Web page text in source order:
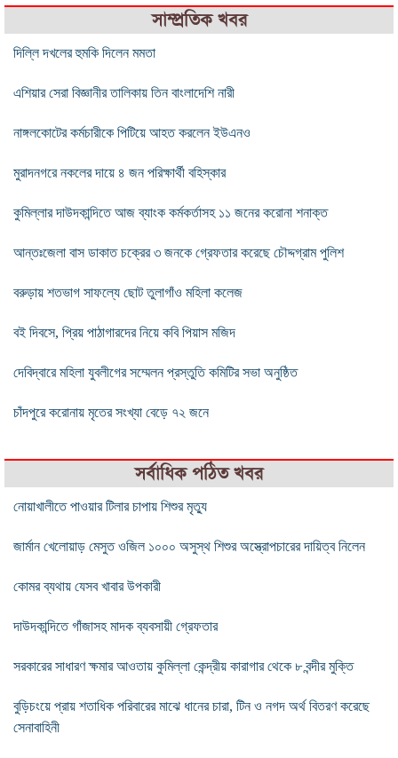
সাম্প্রতিক খবর
দিল্লি দখলের হুমকি দিলেন মমতা
এশিয়ার সেরা বিজ্ঞানীর তালিকায় তিন বাংলাদেশি নারী
নাঙ্গলকোটের কর্মচারীকে পিটিয়ে আহত করলেন ইউএনও
মুরাদনগরে নকলের দায়ে ৪ জন পরিক্ষার্থী বহিস্কার
কুমিল্লার দাউদকান্দিতে আজ ব্যাংক কর্মকর্তাসহ ১১ জনের করোনা শনাক্ত
আন্তঃজেলা বাস ডাকাত চক্রের ৩ জনকে গ্রেফতার করেছে চৌদ্দগ্রাম পুলিশ
বরুড়ায় শতভাগ সাফল্যে ছোট তুলাগাঁও মহিলা কলেজ
বই দিবসে, প্রিয় পাঠাগারদের নিয়ে কবি পিয়াস মজিদ
দেবিদ্বারে মহিলা যুবলীগের সম্মেলন প্রস্তুতি কমিটির সভা অনুষ্ঠিত
চাঁদপুরে করোনায় মৃতের সংখ্যা বেড়ে ৭২ জনে
সর্বাধিক পঠিত খবর
নোয়াখালীতে পাওয়ার টিলার চাপায় শিশুর মৃত্যু
জার্মান খেলোয়াড় মেসুত ওজিল ১০০০ অসুস্থ শিশুর অস্ত্রোপচারের দায়িত্ব নিলেন
কোমর ব্যথায় যেসব খাবার উপকারী
দাউদকান্দিতে গাঁজাসহ মাদক ব্যবসায়ী গ্রেফতার
সরকারের সাধারণ ক্ষমার আওতায় কুমিল্লা কেন্দ্রীয় কারাগার থেকে ৮ বন্দীর মুক্তি
বুড়িচংয়ে প্রায় শতাধিক পরিবারের মাঝে ধানের চারা, টিন ও নগদ অর্থ বিতরণ করেছে
সেনাবাহিনী